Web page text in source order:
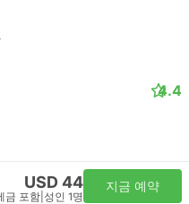
4.4
USD 44
금 포함 성인 1명
지금 예약